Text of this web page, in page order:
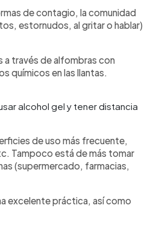
de contagio, la comunidad
estornudos, al gritar o hablar)
a través de alfombras con
químicos en las llantas.
alcohol gel y tener distancia
de uso más frecuente,
Tampoco está de más tomar
(supermercado, farmacias,
excelente práctica, así como